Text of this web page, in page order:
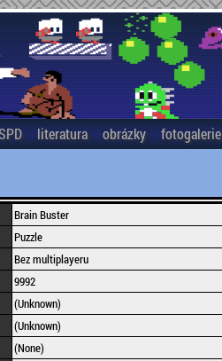
literatura obrázky fotogalerie
Brain Buster
Puzzle
Bez multiplayeru
9992
(Unknown)
(Unknown)
(None)